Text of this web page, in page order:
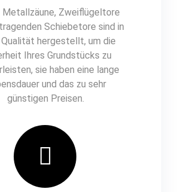
Metallzäune, Zweiflügeltore
Schiebetore sind in
Qualität hergestellt, um die
Ihres Grundstücks zu
sie haben eine lange
und das zu sehr
günstigen Preisen.